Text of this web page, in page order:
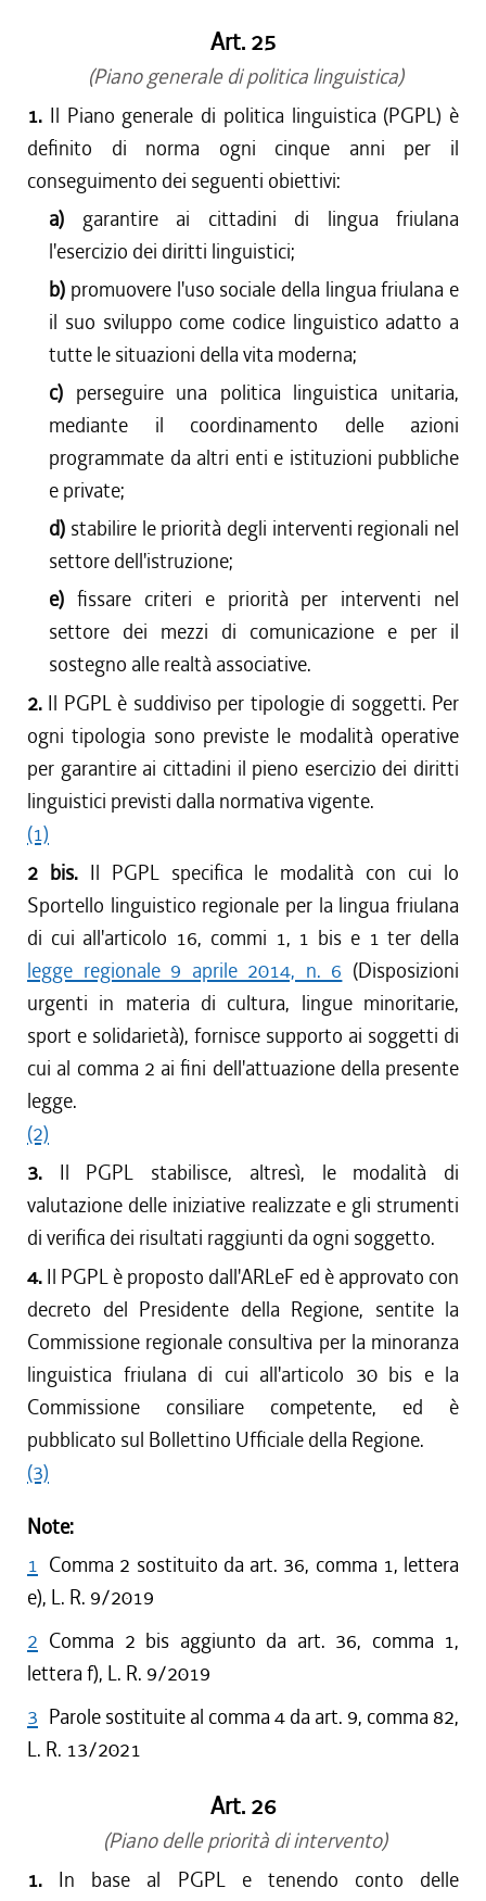
Art. 25
(Piano generale di politica linguistica)
1. Il Piano generale di politica linguistica (PGPL) è
definito di norma ogni cinque anni per il
conseguimento dei seguenti obiettivi:
a) garantire ai cittadini di lingua friulana
l'esercizio dei diritti linguistici;
b) promuovere l'uso sociale della lingua friulana e
il suo sviluppo come codice linguistico adatto a
tutte le situazioni della vita moderna;
c) perseguire una politica linguistica unitaria,
mediante il coordinamento delle azioni
programmate da altri enti e istituzioni pubbliche
e private;
d) stabilire le priorità degli interventi regionali nel
settore dell'istruzione;
e)fissare criteri e priorità per interventi nel
settore dei mezzi di comunicazione e per il
sostegno alle realtà associative.
2. Il PGPL è suddiviso per tipologie di soggetti. Per
ogni tipologia sono previste le modalità operative
per garantire ai cittadini il pieno esercizio dei diritti
linguistici previsti dalla normativa vigente.
(1)
2 bis. Il PGPL specifica le modalità con cui lo
Sportello linguistico regionale per la lingua friulana
di cui all'articolo 16, commi 1, 1 bis e 1 ter della
legge regionale 9 aprile 2014, n. 6 (Disposizioni
urgenti in materia di cultura, lingue minoritarie,
sport e solidarietà), fornisce supporto ai soggetti di
cui al comma 2 ai fini dell'attuazione della presente
legge.
(2)
3. Il PGPL stabilisce, altresì, le modalità di
valutazione delle iniziative realizzate e gli strumenti
di verifica dei risultati raggiunti da ogni soggetto.
4. Il PGPL è proposto dall'ARLeF ed è approvato con
decreto del Presidente della Regione, sentite la
Commissione regionale consultiva per la minoranza
linguistica friulana di cui all'articolo 30 bis e la
Commissione consiliare competente, ed è
pubblicato sul Bollettino Ufficiale della Regione.
(3)
Note:
1 Comma 2 sostituito da art. 36, comma 1, lettera
e), L. R. 9/2019
2 Comma 2 bis aggiunto da art. 36, comma 1,
lettera f), L. R. 9/2019
3 Parole sostituite al comma 4 da art. 9, comma 82,
L. R. 13/2021
Art. 26
(Piano delle priorità di intervento)
1. In base al PGPL e tenendo conto delle